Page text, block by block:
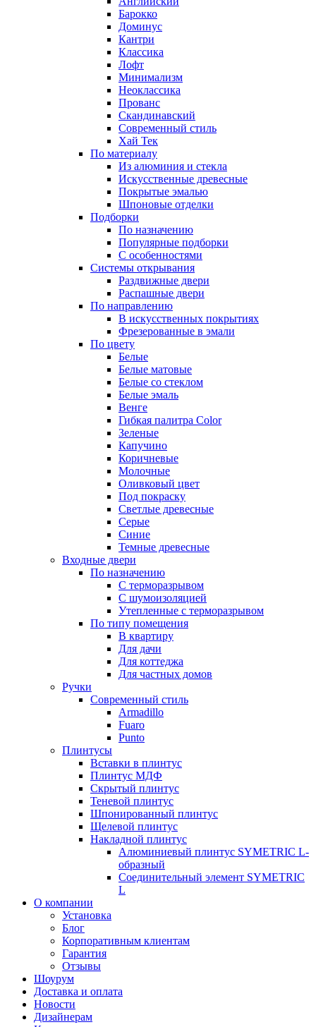
Барокко
Доминус
Кантри
Классика
Лофт
Минимализм
Неоклассика
Прованс
Скандинавский
Современный стиль
Хай Тек
По материалу
Из алюминия и стекла
Искусственные древесные
Покрытые эмалью
Шпоновые отделки
Подборки
По назначению
Популярные подборки
С особенностями
Системы открывания
Раздвижные двери
Распашные двери
По направлению
В искусственных покрытиях
Фрезерованные в эмали
По цвету
Белые
Белые матовые
Белые со стеклом
Белые эмаль
Венге
Гибкая палитра Color
Зеленые
Капучино
Коричневые
Молочные
Оливковый цвет
Под покраску
Светлые древесные
Серые
Синие
Темные древесные
Входные двери
По назначению
С терморазрывом
С шумоизоляцией
Утепленные с терморазрывом
По типу помещения
В квартиру
Для дачи
Для коттеджа
Для частных домов
Ручки
Современный стиль
Armadillo
Fuaro
Punto
Плинтусы
Вставки в плинтус
Плинтус МДФ
Скрытый плинтус
Теневой плинтус
Шпонированный плинтус
Щелевой плинтус
Накладной плинтус
Алюминиевый плинтус SYMETRIC L-
образный
Соединительный элемент SYMETRIC
L
О компании
Установка
Блог
Корпоративным клиентам
Гарантия
Отзывы
Шоурум
Доставка и оплата
Новости
Дизайнерам